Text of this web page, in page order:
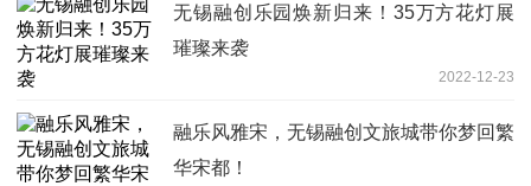
无锡融创乐园焕新归来！35万方花灯展
璀璨来袭
2022-12-23
融乐风雅宋，无锡融创文旅城带你梦回繁
华宋都！